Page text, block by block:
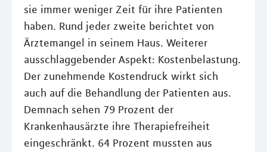
sie immer weniger Zeit für ihre Patienten
haben. Rund jeder zweite berichtet von
Ärztemangel in seinem Haus. Weiterer
ausschlaggebender Aspekt: Kostenbelastung.
Der zunehmende Kostendruck wirkt sich
auch auf die Behandlung der Patienten aus.
Demnach sehen 79 Prozent der
Krankenhausärzte ihre Therapiefreiheit
eingeschränkt. 64 Prozent mussten aus